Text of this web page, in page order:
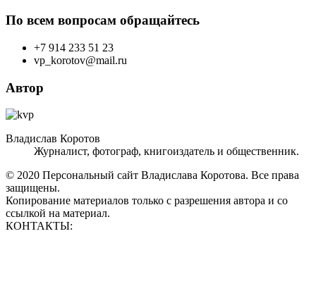
По всем вопросам обращайтесь
+7 914 233 51 23
vp_korotov@mail.ru
Автор
Владислав Коротов
Журналист, фотограф, книгоиздатель и общественник.
© 2020 Персональный сайт Владислава Коротова. Все права
защищены.
Копирование материалов только с разрешения автора и со
ссылкой на материал.
КОНТАКТЫ: